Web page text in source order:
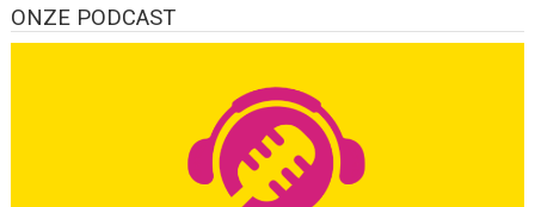
ONZE PODCAST